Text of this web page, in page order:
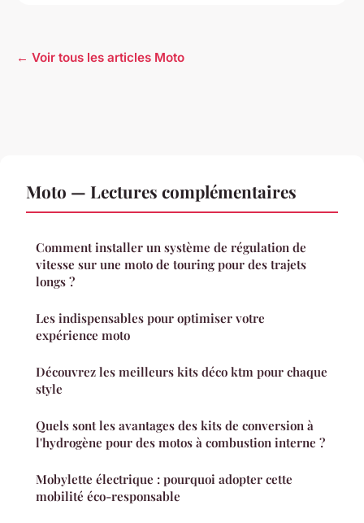
← Voir tous les articles Moto
Moto — Lectures complémentaires
Comment installer un système de régulation de
vitesse sur une moto de touring pour des trajets
longs ?
Les indispensables pour optimiser votre
expérience moto
Découvrez les meilleurs kits déco ktm pour chaque
style
Quels sont les avantages des kits de conversion à
l'hydrogène pour des motos à combustion interne ?
Mobylette électrique : pourquoi adopter cette
mobilité éco-responsable